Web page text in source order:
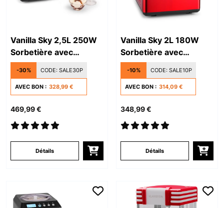
Vanilla Sky 2,5L 250W
Sorbetière avec
Compresseur Argent
-30% CODE: SALE30P
AVEC BON : 328,99 €
469,99 €
Détails
Vanilla Sky 2L 180W
Sorbetière avec
Compresseur Rouge
-10% CODE: SALE10P
AVEC BON : 314,09 €
348,99 €
Détails